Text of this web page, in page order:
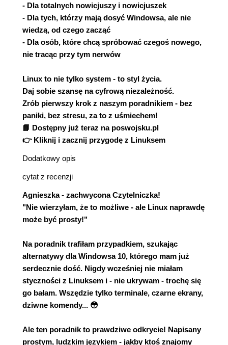
- Dla totalnych nowicjuszy i nowicjuszek
- Dla tych, którzy mają dosyć Windowsa, ale nie
wiedzą, od czego zacząć
- Dla osób, które chcą spróbować czegoś nowego,
nie tracąc przy tym nerwów
Linux to nie tylko system - to styl życia.
Daj sobie szansę na cyfrową niezależność.
Zrób pierwszy krok z naszym poradnikiem - bez
paniki, bez stresu, za to z uśmiechem!
📘 Dostępny już teraz na poswojsku.pl
👉 Kliknij i zacznij przygodę z Linuksem
Dodatkowy opis
cytat z recenzji
Agnieszka - zachwycona Czytelniczka!
"Nie wierzyłam, że to możliwe - ale Linux naprawdę
może być prosty!"
Na poradnik trafiłam przypadkiem, szukając
alternatywy dla Windowsa 10, którego mam już
serdecznie dość. Nigdy wcześniej nie miałam
styczności z Linuksem i - nie ukrywam - trochę się
go bałam. Wszędzie tylko terminale, czarne ekrany,
dziwne komendy... 😳
Ale ten poradnik to prawdziwe odkrycie! Napisany
prostym, ludzkim językiem - jakby ktoś znajomy